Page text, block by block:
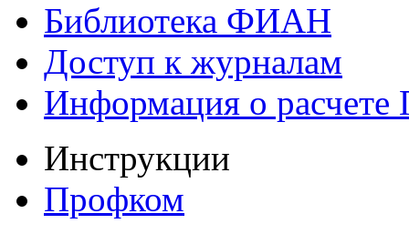
Библиотека ФИАН
Доступ к журналам
Информация о
Инструкции
Профком